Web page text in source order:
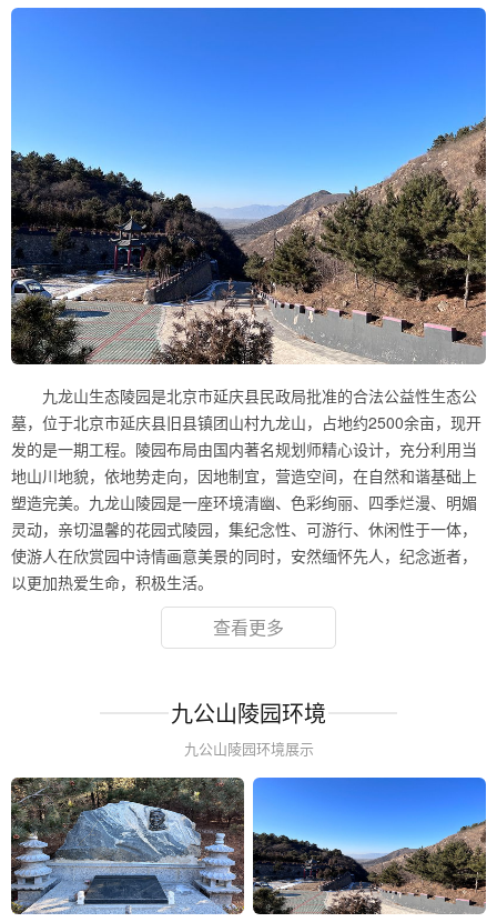
九龙山生态陵园是北京市延庆县民政局批准的合法公益性生态公
墓，位于北京市延庆县旧县镇团山村九龙山，占地约2500余亩，现开
发的是一期工程。陵园布局由国内著名规划师精心设计，充分利用当
地山川地貌，依地势走向，因地制宜，营造空间，在自然和谐基础上
塑造完美。九龙山陵园是一座环境清幽、色彩绚丽、四季烂漫、明媚
灵动，亲切温馨的花园式陵园，集纪念性、可游行、休闲性于一体，
使游人在欣赏园中诗情画意美景的同时，安然缅怀先人，纪念逝者，
以更加热爱生命，积极生活。
查看更多
九公山陵园环境
九公山陵园环境展示